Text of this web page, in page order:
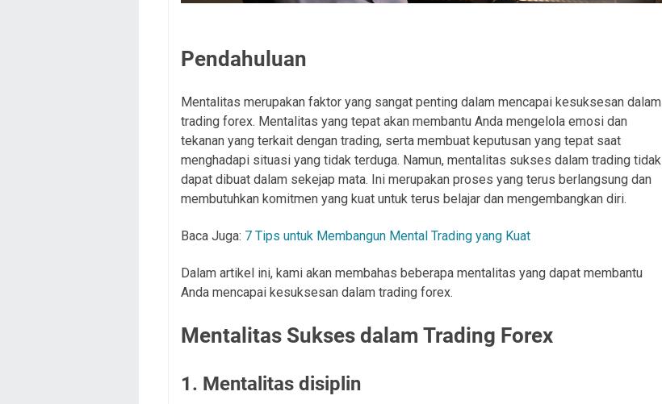
Pendahuluan
Mentalitas merupakan faktor yang sangat penting dalam mencapai kesuksesan dalam
trading forex. Mentalitas yang tepat akan membantu Anda mengelola emosi dan
tekanan yang terkait dengan trading, serta membuat keputusan yang tepat saat
menghadapi situasi yang tidak terduga. Namun, mentalitas sukses dalam trading tidak
dapat dibuat dalam sekejap mata. Ini merupakan proses yang terus berlangsung dan
membutuhkan komitmen yang kuat untuk terus belajar dan mengembangkan diri.
Baca Juga: 7 Tips untuk Membangun Mental Trading yang Kuat
Dalam artikel ini, kami akan membahas beberapa mentalitas yang dapat membantu
Anda mencapai kesuksesan dalam trading forex.
Mentalitas Sukses dalam Trading Forex
1. Mentalitas disiplin